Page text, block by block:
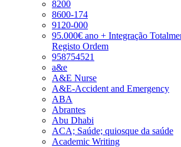
8200
8600-174
9120-000
95.000€ ano + Integração
Registo Ordem
958754521
a&e
A&E Nurse
A&E-Accident and Emergency
ABA
Abrantes
Abu Dhabi
ACA; Saúde; quiosque da saúde
Academic Writing